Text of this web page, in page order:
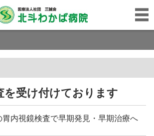
を受け付けております
内視鏡検査で早期発見・早期治療へ